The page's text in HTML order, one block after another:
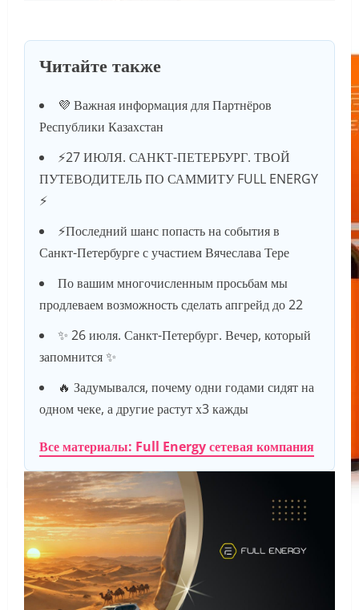
Читайте также
💜 Важная информация для Партнёров
Республики Казахстан
⚡️27 ИЮЛЯ. САНКТ-ПЕТЕРБУРГ. ТВОЙ
ПУТЕВОДИТЕЛЬ ПО САММИТУ FULL ENERGY
⚡️
⚡️Последний шанс попасть на события в
Санкт-Петербурге с участием Вячеслава Тере
По вашим многочисленным просьбам мы
продлеваем возможность сделать апгрейд до 22
✨ 26 июля. Санкт-Петербург. Вечер, который
запомнится ✨
🔥 Задумывался, почему одни годами сидят на
одном чеке, а другие растут х3 кажды
Все материалы: Full Energy сетевая компания